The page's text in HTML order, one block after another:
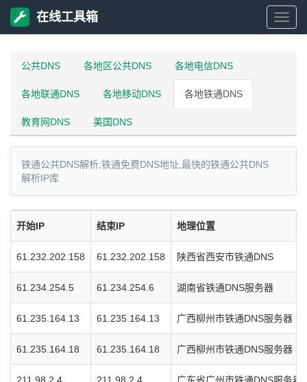
在
在线工具箱
公共DNS 各地区公共DNS 各地电信DNS
各地联通DNS 各地移动DNS 各地铁通DNS
教育网DNS 美国DNS
铁通公共DNS解析,铁通免费DNS地址,最快的铁通公共DNS
解析IP库
开始IP 结束IP 地理位置
61.232.202.158 61.232.202.158 陕西省西安市铁通DNS
61.234.254.5 61.234.254.6 湖南省铁通DNS服务器
61.235.164.13 61.235.164.13 广西柳州市铁通DNS服务器
61.235.164.18 61.235.164.18 广西柳州市铁通DNS服务器